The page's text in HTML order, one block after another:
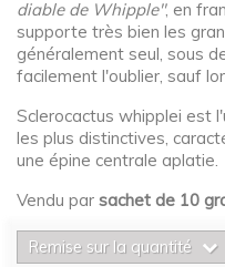
diable de Whipple", en
supporte très bien les
généralement seul, sous
facilement l'oublier, sauf
Sclerocactus whipplei est
les plus distinctives,
une épine centrale aplatie.
Vendu par sachet de 10
Remise sur la quantité